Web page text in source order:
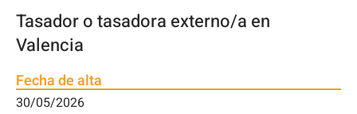
Tasador o tasadora externo/a en
Valencia
Fecha de alta
30/05/2026